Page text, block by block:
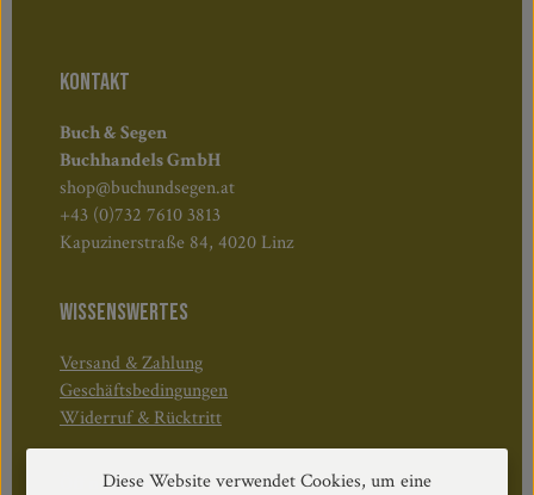
KONTAKT
Buch & Segen
Buchhandels GmbH
shop@buchundsegen.at
+43 (0)732 7610 3813
Kapuzinerstraße 84, 4020 Linz
WISSENSWERTES
Versand & Zahlung
Geschäftsbedingungen
Widerruf & Rücktritt
Öffnungszeiten:
Diese Website verwendet Cookies, um eine